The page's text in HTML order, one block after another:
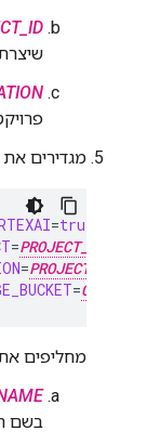
מגדירים
=true
=PROJECT_ID
=
=
מחליפים
בשם